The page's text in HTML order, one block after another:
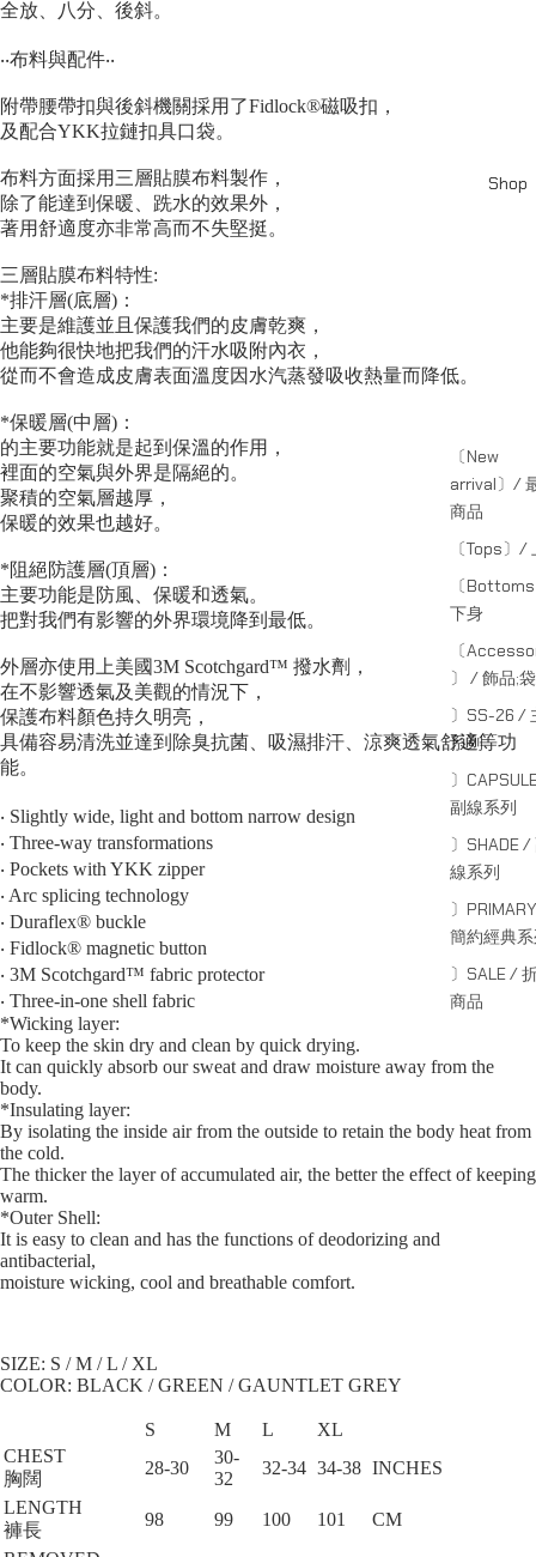
Shop
〔New
arrival〕/
商品
〔Tops〕/
〔
下身
〔
〕 / 飾品;袋
〕SS-26 /
系列
〕
副線系列
〕SHADE /
線系列
〕
簡約經典
〕SALE /
商品
全放、八分、後斜。
‧‧布料與配件‧‧
附帶腰帶扣與後斜機關採用了Fidlock®磁吸扣，
及配合YKK拉鏈扣具口袋。
布料方面採用三層貼膜布料製作，
除了能達到保暖、跣水的效果外，
著用舒適度亦非常高而不失堅挺。
三層貼膜布料特性:
*排汗層(底層)：
主要是維護並且保護我們的皮膚乾爽，
他能夠很快地把我們的汗水吸附內衣，
從而不會造成皮膚表面溫度因水汽蒸發吸收熱量而降低。
*保暖層(中層)：
的主要功能就是起到保溫的作用，
裡面的空氣與外界是隔絕的。
聚積的空氣層越厚，
保暖的效果也越好。
*阻絕防護層(頂層)：
主要功能是防風、保暖和透氣。
把對我們有影響的外界環境降到最低。
外層亦使用上美國3M Scotchgard™ 撥水劑，
在不影響透氣及美觀的情況下，
保護布料顏色持久明亮，
具備容易清洗並達到除臭抗菌、吸濕排汗、涼爽透氣舒適等功
能。
‧ Slightly wide, light and bottom narrow design
‧ Three-way transformations
‧ Pockets with YKK zipper
‧ Arc splicing technology
‧ Duraflex®️ buckle
‧ Fidlock® magnetic button
‧ 3M Scotchgard™ fabric protector
‧ Three-in-one shell fabric
*Wicking layer:
To keep the skin dry and clean by quick drying.
It can quickly absorb our sweat and draw moisture away from the
body.
*Insulating layer:
By isolating the inside air from the outside to retain the body heat from
the cold.
The thicker the layer of accumulated air, the better the effect of keeping
warm.
*Outer Shell:
It is easy to clean and has the functions of deodorizing and
antibacterial,
moisture wicking, cool and breathable comfort.
SIZE: S / M / L / XL⁠
COLOR: BLACK / GREEN / GAUNTLET GREY
S M L
XL
CHEST
胸闊
28-30
30-
32
32-34 34-38 INCHES
LENGTH
褲長
98 99 100 101
CM